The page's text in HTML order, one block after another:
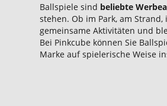
Ballspiele sind beliebte
stehen. Ob im Park, am
gemeinsame Aktivitäten und
Bei Pinkcube können Sie
Marke auf spielerische Weise